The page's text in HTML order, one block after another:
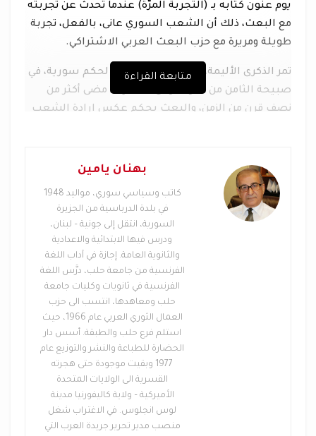
يوم عنون كتابه بـ (التجربة المرّة) عندما تحدث عن تجربته
مع البعث، ذلك أن الشعب السوري عانى، بالفعل، تجربة
طويلة ومريرة مع حزب البعث العربي الاشتراكي.
تمر الذكرى الأليمة، لتصدي حزب البعث لحكم سورية، في
صبيحة الثامن من آذار/ مارس 1963، وقد مضى أكثر من
نصف قرن من الزمن، والبعث يحكم عكس إرادة الشعب
وعسكره.
في صبيحة ذاك اليوم، أذيع البلاغ رقم واحد لإنهاء عهد
الانفصال، الذي حاول بعد فشل الوحدة المصرية –
السورية، أن يعيد سورية إلى عهد يتميز بشيء من
الديمقراطية، ولو بشكل هيولي، فكان العسكر مرة ثانية
بالمرصاد لهذه الديمقراطية الواعدة، كما وصفها
جورج
أولًا، في 28 آذار/ مارس 1962 حيث انقض
العسكر مرة أخرى على السلطة، عن طريق “الضباط
الشوام”، وحاول كل من الضباط الناصريين والبعثيين
استغلال الوضع؛ فكان تمرد حلب: الناصريون
، والبعثيون بقيادة حمد عبيد، وكان
الفشل مصير هذا التمرد، ليعود ناظم القدسيإلى سدة
الرئاسة، مع حكومة مدنية وبرلمان منتخب، بشكل شبه
متابعة القراءة
بهنان يامين
كاتب وسياسي سوري، مواليد 1948
في بلدة الدرباسية من الجزيرة
السورية، انتقل إلى جونية – لبنان،
ودرس فيها الابتدائية والاعدادية
والثانوية العامة. إجازة في آداب اللغة
الفرنسية من جامعة حلب، درَّس اللغة
الفرنسية في ثانويات وكليات جامعة
حلب ومعاهدها، انتسب الى حزب
العمال الثوري العربي عام 1966، حيث
استلم فرع حلب والطبقة. أسس دار
الحضارة للطباعة والنشر والتوزيع عام
1977 وبقيت موجودة حتى هجرته
القسرية الى الولايات المتحدة
الأميركية – ولاية كاليفورنيا مدينة
لوس انجلوس. في الاغتراب شغل
منصب مدير تحرير جريدة العرب التي